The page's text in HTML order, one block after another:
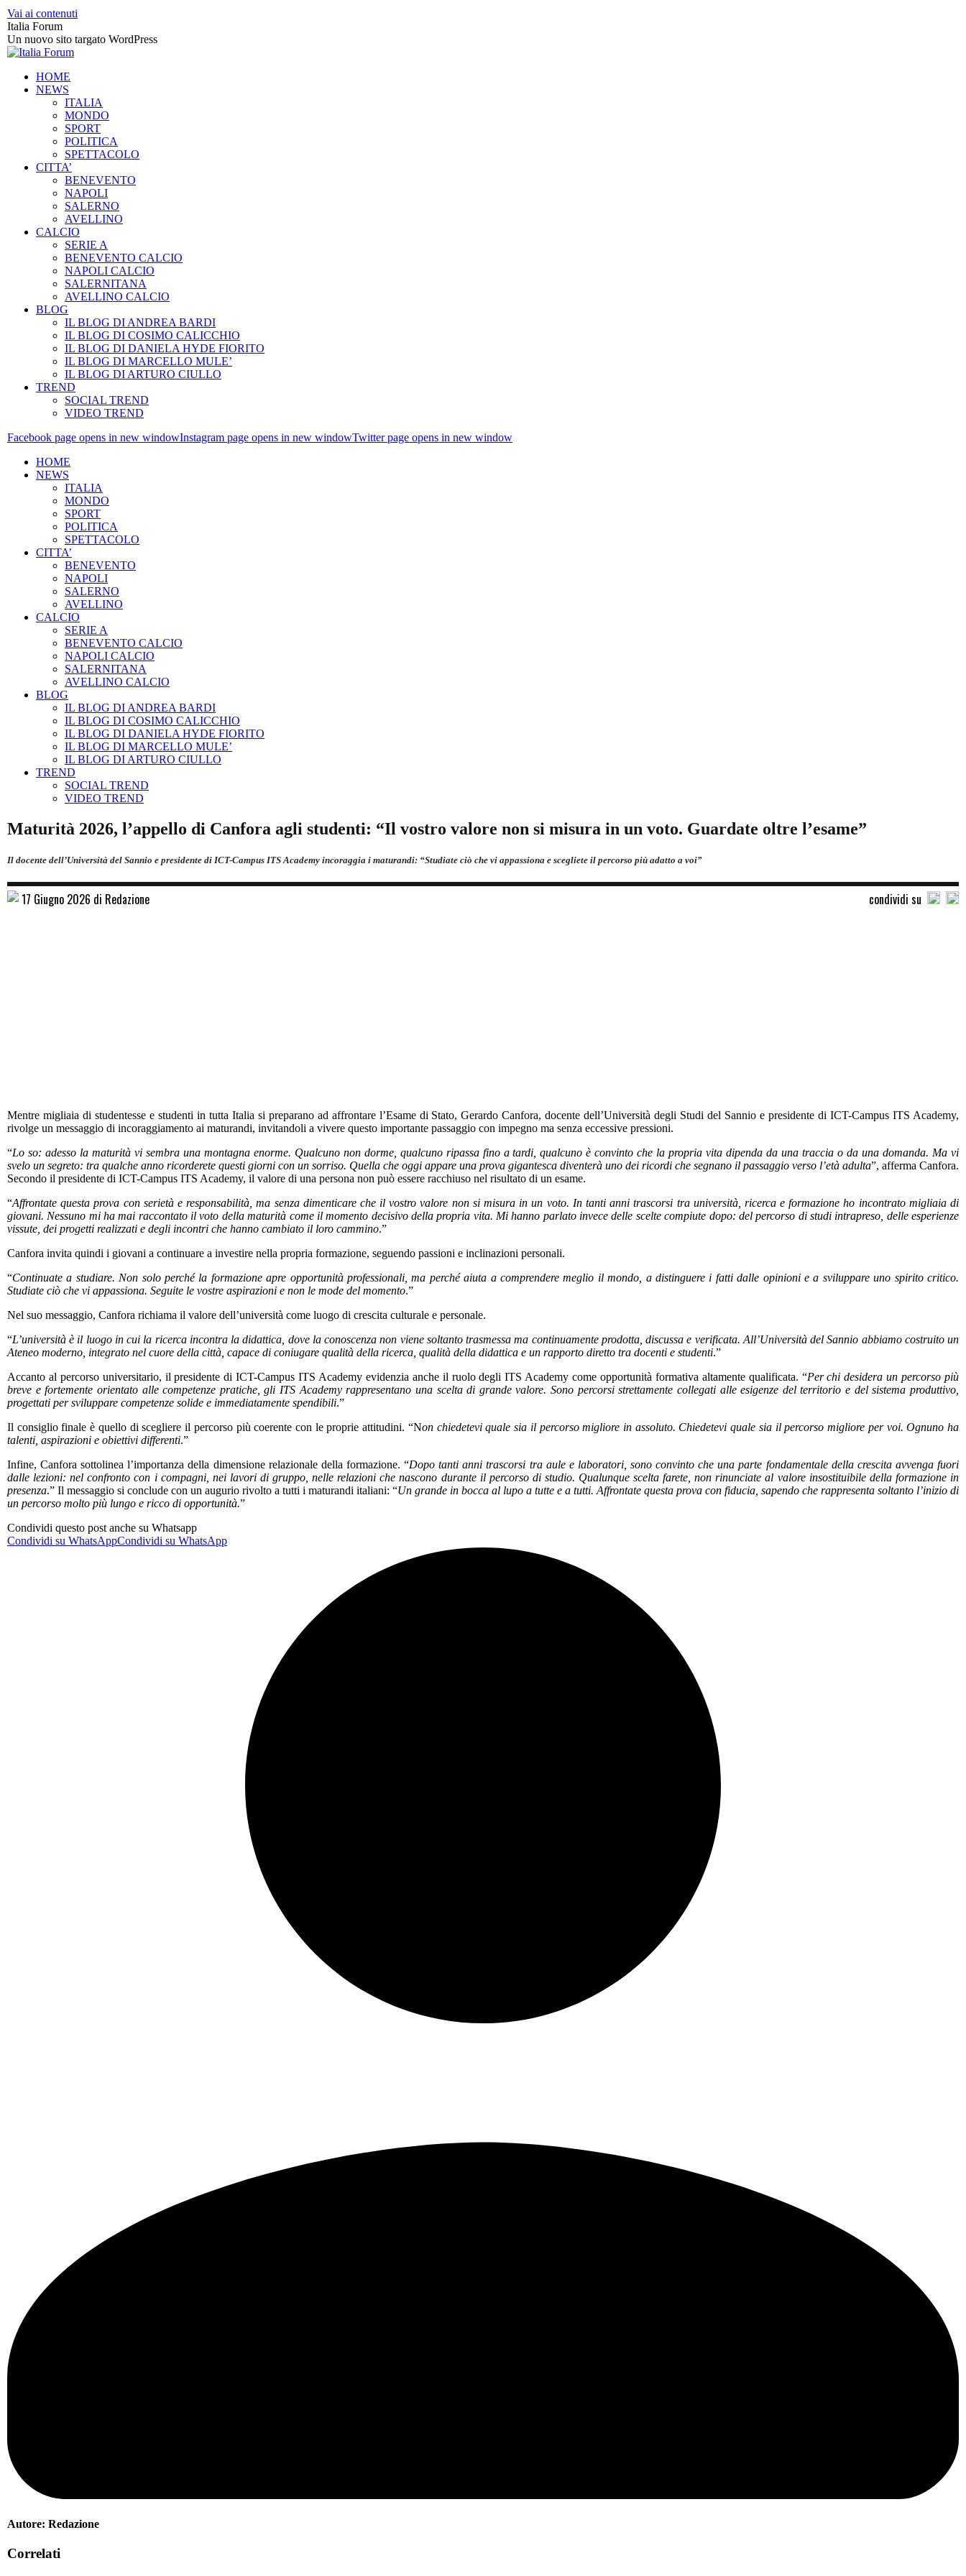
Vai ai contenuti
Italia Forum
Un nuovo sito targato WordPress
HOME
NEWS
ITALIA
MONDO
SPORT
POLITICA
SPETTACOLO
CITTA’
BENEVENTO
NAPOLI
SALERNO
AVELLINO
CALCIO
SERIE A
BENEVENTO CALCIO
NAPOLI CALCIO
SALERNITANA
AVELLINO CALCIO
BLOG
IL BLOG DI ANDREA BARDI
IL BLOG DI COSIMO CALICCHIO
IL BLOG DI DANIELA HYDE FIORITO
IL BLOG DI MARCELLO MULE’
IL BLOG DI ARTURO CIULLO
TREND
SOCIAL TREND
VIDEO TREND
Facebook page opens in new windowInstagram page opens in new windowTwitter page opens in new window
HOME
NEWS
ITALIA
MONDO
SPORT
POLITICA
SPETTACOLO
CITTA’
BENEVENTO
NAPOLI
SALERNO
AVELLINO
CALCIO
SERIE A
BENEVENTO CALCIO
NAPOLI CALCIO
SALERNITANA
AVELLINO CALCIO
BLOG
IL BLOG DI ANDREA BARDI
IL BLOG DI COSIMO CALICCHIO
IL BLOG DI DANIELA HYDE FIORITO
IL BLOG DI MARCELLO MULE’
IL BLOG DI ARTURO CIULLO
TREND
SOCIAL TREND
VIDEO TREND
Maturità 2026, l’appello di Canfora agli studenti: “Il vostro valore non si misura in un voto. Guardate oltre l’esame”
Il docente dell’Università del Sannio e presidente di ICT-Campus ITS Academy incoraggia i maturandi: “Studiate ciò che vi appassiona e scegliete il percorso più adatto a voi”
17 Giugno 2026 di Redazione condividi su
Mentre migliaia di studentesse e studenti in tutta Italia si preparano ad affrontare l’Esame di Stato, Gerardo Canfora, docente dell’Università degli Studi del Sannio e presidente di ICT-Campus ITS Academy,
rivolge un messaggio di incoraggiamento ai maturandi, invitandoli a vivere questo importante passaggio con impegno ma senza eccessive pressioni.
“Lo so: adesso la maturità vi sembra una montagna enorme. Qualcuno non dorme, qualcuno ripassa fino a tardi, qualcuno è convinto che la propria vita dipenda da una traccia o da una domanda. Ma vi
svelo un segreto: tra qualche anno ricorderete questi giorni con un sorriso. Quella che oggi appare una prova gigantesca diventerà uno dei ricordi che segnano il passaggio verso l’età adulta”, afferma Canfora.
Secondo il presidente di ICT-Campus ITS Academy, il valore di una persona non può essere racchiuso nel risultato di un esame.
“Affrontate questa prova con serietà e responsabilità, ma senza dimenticare che il vostro valore non si misura in un voto. In tanti anni trascorsi tra università, ricerca e formazione ho incontrato migliaia di
giovani. Nessuno mi ha mai raccontato il voto della maturità come il momento decisivo della propria vita. Mi hanno parlato invece delle scelte compiute dopo: del percorso di studi intrapreso, delle esperienze
vissute, dei progetti realizzati e degli incontri che hanno cambiato il loro cammino.”
Canfora invita quindi i giovani a continuare a investire nella propria formazione, seguendo passioni e inclinazioni personali.
“Continuate a studiare. Non solo perché la formazione apre opportunità professionali, ma perché aiuta a comprendere meglio il mondo, a distinguere i fatti dalle opinioni e a sviluppare uno spirito critico.
Studiate ciò che vi appassiona. Seguite le vostre aspirazioni e non le mode del momento.”
Nel suo messaggio, Canfora richiama il valore dell’università come luogo di crescita culturale e personale.
“L’università è il luogo in cui la ricerca incontra la didattica, dove la conoscenza non viene soltanto trasmessa ma continuamente prodotta, discussa e verificata. All’Università del Sannio abbiamo costruito un
Ateneo moderno, integrato nel cuore della città, capace di coniugare qualità della ricerca, qualità della didattica e un rapporto diretto tra docenti e studenti.”
Accanto al percorso universitario, il presidente di ICT-Campus ITS Academy evidenzia anche il ruolo degli ITS Academy come opportunità formativa altamente qualificata. “Per chi desidera un percorso più
breve e fortemente orientato alle competenze pratiche, gli ITS Academy rappresentano una scelta di grande valore. Sono percorsi strettamente collegati alle esigenze del territorio e del sistema produttivo,
progettati per sviluppare competenze solide e immediatamente spendibili.”
Il consiglio finale è quello di scegliere il percorso più coerente con le proprie attitudini. “Non chiedetevi quale sia il percorso migliore in assoluto. Chiedetevi quale sia il percorso migliore per voi. Ognuno ha
talenti, aspirazioni e obiettivi differenti.”
Infine, Canfora sottolinea l’importanza della dimensione relazionale della formazione. “Dopo tanti anni trascorsi tra aule e laboratori, sono convinto che una parte fondamentale della crescita avvenga fuori
dalle lezioni: nel confronto con i compagni, nei lavori di gruppo, nelle relazioni che nascono durante il percorso di studio. Qualunque scelta farete, non rinunciate al valore insostituibile della formazione in
presenza.” Il messaggio si conclude con un augurio rivolto a tutti i maturandi italiani: “Un grande in bocca al lupo a tutte e a tutti. Affrontate questa prova con fiducia, sapendo che rappresenta soltanto l’inizio di
un percorso molto più lungo e ricco di opportunità.”
Condividi questo post anche su Whatsapp
Condividi su WhatsAppCondividi su WhatsApp
Autore: Redazione
Correlati